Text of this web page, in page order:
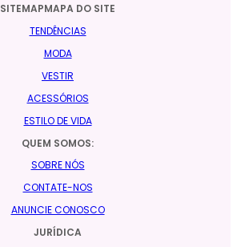
SITEMAPMAPA DO SITE
TENDÊNCIAS
MODA
VESTIR
ACESSÓRIOS
ESTILO DE VIDA
QUEM SOMOS:
SOBRE NÓS
CONTATE-NOS
ANUNCIE CONOSCO
JURÍDICA